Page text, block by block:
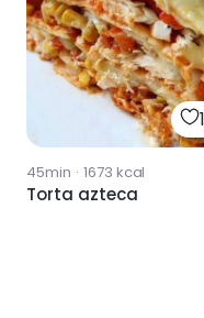
45min · 1673 kcal
Torta azteca